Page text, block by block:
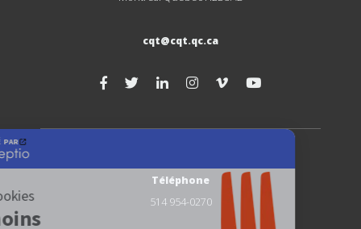
cqt@cqt.qc.ca
Téléphone
514 954-0270